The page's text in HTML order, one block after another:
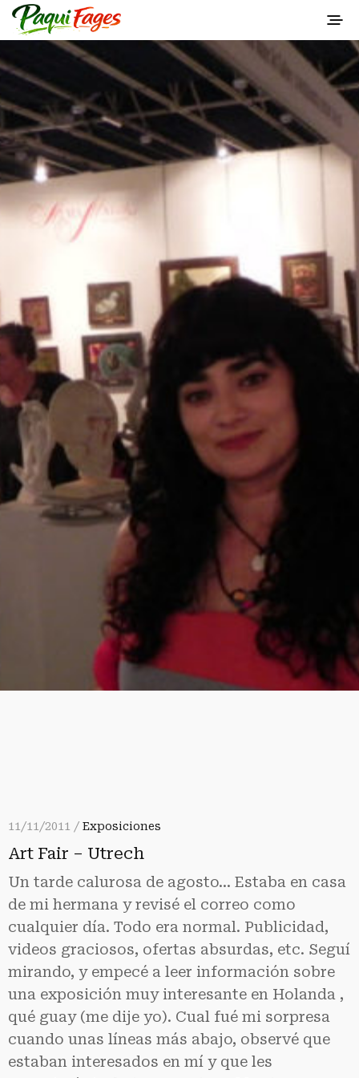
11/11/2011 / Exposiciones
Art Fair – Utrech
Un tarde calurosa de agosto… Estaba en casa
de mi hermana y revisé el correo como
cualquier día. Todo era normal. Publicidad,
videos graciosos, ofertas absurdas, etc. Seguí
mirando, y empecé a leer información sobre
una exposición muy interesante en Holanda ,
qué guay (me dije yo). Cual fué mi sorpresa
cuando unas líneas más abajo, observé que
estaban interesados en mí y que les